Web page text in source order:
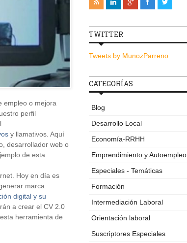
empleo o mejora
perfil
y llamativos. Aquí
desarrollador web o
de esta
Hoy en día es
marca
digital y su
a crear el CV 2.0
herramienta de
TWITTER
Tweets by MunozParreno
CATEGORÍAS
Blog
Desarrollo Local
Economía-RRHH
Emprendimiento y Autoempleo
Especiales - Temáticas
Formación
Intermediación Laboral
Orientación laboral
Suscriptores Especiales